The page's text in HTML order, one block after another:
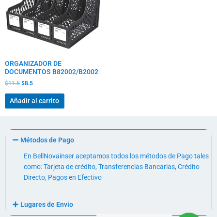
ORGANIZADOR DE
DOCUMENTOS B82002/B2002
$11.5 $8.5
Añadir al carrito
Métodos de Pago
En BellNovainser aceptamos todos los métodos de Pago tales
como: Tarjeta de crédito, Transferencias Bancarias, Crédito
Directo, Pagos en Efectivo
Lugares de Envio